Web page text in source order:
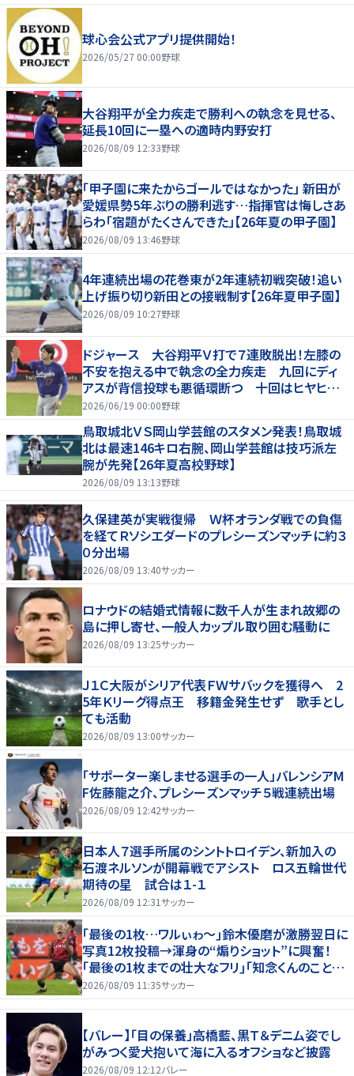
球心会公式アプリ提供開始！
2026/05/27 00:00野球
大谷翔平が全力疾走で勝利への執念を見せる、
延長10回に一塁への適時内野安打
2026/08/09 12:33野球
「甲子園に来たからゴールではなかった」 新田が
愛媛県勢5年ぶりの勝利逃す…指揮官は悔しさあ
らわ「宿題がたくさんできた」【26年夏の甲子園】
2026/08/09 13:46野球
4年連続出場の花巻東が2年連続初戦突破！追い
上げ振り切り新田との接戦制す【26年夏甲子園】
2026/08/09 10:27野球
ドジャース 大谷翔平Ｖ打で７連敗脱出！左膝の
不安を抱える中で執念の全力疾走 九回にディ
アスが背信投球も悪循環断つ 十回はヒヤヒヤ
もリード守る
2026/06/19 00:00野球
鳥取城北ＶＳ岡山学芸館のスタメン発表！鳥取城
北は最速146キロ右腕、岡山学芸館は技巧派左
腕が先発【26年夏高校野球】
2026/08/09 13:13野球
久保建英が実戦復帰 Ｗ杯オランダ戦での負傷
を経てＲソシエダードのプレシーズンマッチに約３
０分出場
2026/08/09 13:40サッカー
ロナウドの結婚式情報に数千人が生まれ故郷の
島に押し寄せ、一般人カップル取り囲む騒動に
2026/08/09 13:25サッカー
Ｊ１Ｃ大阪がシリア代表ＦＷサバックを獲得へ 2
5年Ｋリーグ得点王 移籍金発生せず 歌手とし
ても活動
2026/08/09 13:00サッカー
「サポーター楽しませる選手の一人」バレンシアM
F佐藤龍之介、プレシーズンマッチ５戦連続出場
2026/08/09 12:42サッカー
日本人７選手所属のシントトロイデン、新加入の
石渡ネルソンが開幕戦でアシスト ロス五輪世代
期待の星 試合は１-１
2026/08/09 12:31サッカー
｢最後の1枚…ワルぃゎ〜｣鈴木優磨が激勝翌日に
写真12枚投稿→渾身の“煽りショット”に興奮！
｢最後の1枚までの壮大なフリ｣｢知念くんのことど
んだけ好きなんよｗ｣
2026/08/09 11:35サッカー
【バレー】「目の保養」高橋藍、黒Ｔ＆デニム姿でし
がみつく愛犬抱いて海に入るオフショなど披露
2026/08/09 12:12バレー